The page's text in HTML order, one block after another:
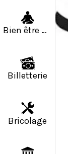
Bien être & Solidarité
Billetterie
Bricolage